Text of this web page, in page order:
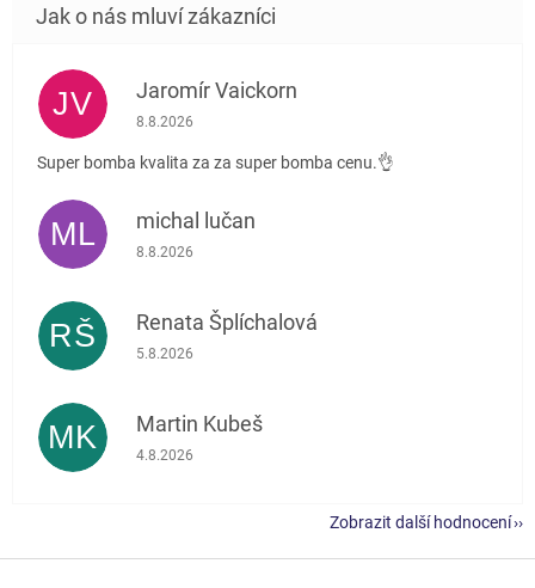
JV Jaromír Vaickorn
Hodnocení obchodu je 5 z 5 hvězdiček.
8.8.2026
Super bomba kvalita za za super bomba cenu.👌
ML michal lučan
Hodnocení obchodu je 5 z 5 hvězdiček.
8.8.2026
RŠ Renata Šplíchalová
Hodnocení obchodu je 5 z 5 hvězdiček.
5.8.2026
MK Martin Kubeš
Hodnocení obchodu je 5 z 5 hvězdiček.
4.8.2026
Zobrazit další hodnocení